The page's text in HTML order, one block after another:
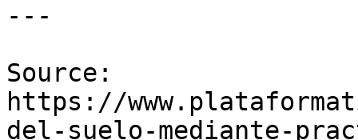
---
Source:
https://